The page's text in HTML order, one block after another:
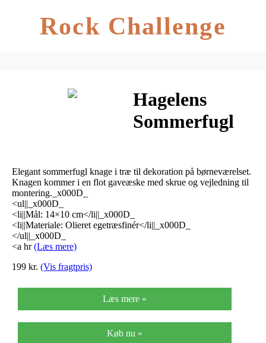
Rock Challenge
Hagelens
Sommerfugl
Elegant sommerfugl knage i træ til dekoration på børneværelset.
Knagen kommer i en flot gaveæske med skrue og vejledning til
montering._x000D_
<ul||_x000D_
<li||Mål: 14×10 cm</li||_x000D_
<li||Materiale: Olieret egetræsfinér</li||_x000D_
</ul||_x000D_
<a hr(Læs mere)
199 kr. (Vis fragtpris)
Læs mere »
Køb nu »